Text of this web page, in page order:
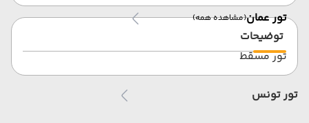
تور عمان(مشاهده همه)
تور مسقط
تور تونس
توضیحات